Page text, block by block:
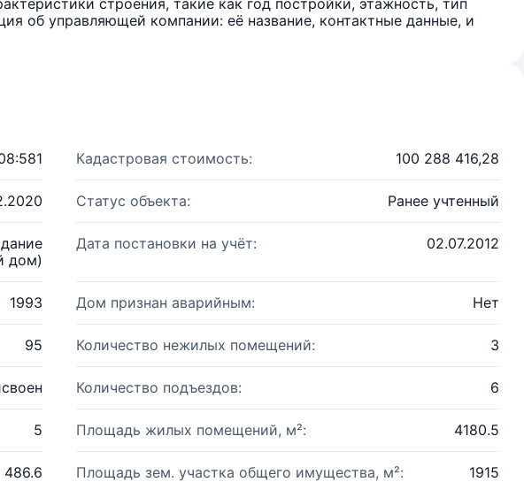
строения, такие как год постройки, этажность, тип
об управляющей компании: её название, контактные данные, и
Кадастровая стоимость: 100 288 416,28
Статус объекта: Ранее учтенный
дом)
Дата постановки на учёт: 02.07.2012
1993 Дом признан аварийным: Нет
95 Количество нежилых помещений: 3
Количество подъездов: 6
5 Площадь жилых помещений, м²: 4180.5
486.6 Площадь зем. участка общего имущества, м²: 1915